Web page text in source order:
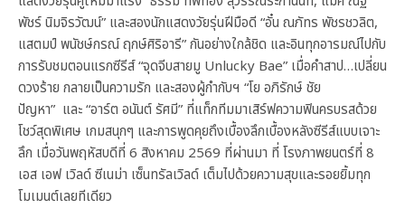
พัชร์ นิมจิรวัฒน์” และสองนักแสดงวัยรุ่นฝีมือดี “อั๋น ณภัทร พัชรชวลิต,
แสตมป์ พนัชษ์กรณ์ ฤกษ์ศิริอารี” กันอย่างใกล้ชิด และอินทุกอารมณ์ไปกับ
การรับชมตอนแรกซีรีส์ “จุดจีบสายมู Unlucky Bae” เมื่อคำสาป…เปลี่ยน
ดวงร้าย กลายเป็นความรัก และสองผู้กำกับฯ “โย อภิรักษ์ ชัย
ปัญหา” และ “อาร์ต อนันต์ รัศมี” ที่แท็กทีมมาเสิร์ฟความฟินครบรสด้วย
โชว์สุดพิเศษ เกมสนุกๆ และการพูดคุยถึงเบื้องลึกเบื้องหลังซีรีส์แบบเจาะ
ลึก เมื่อวันพฤหัสบดีที่ 6 สิงหาคม 2569 ที่ผ่านมา ที่ โรงภาพยนตร์ที่ 8
เอส เอฟ เวิลด์ ซีเนม่า เซ็นทรัลเวิลด์ เต็มไปด้วยความสุขและรอยยิ้มทุก
โมเมนต์เลยทีเดียว